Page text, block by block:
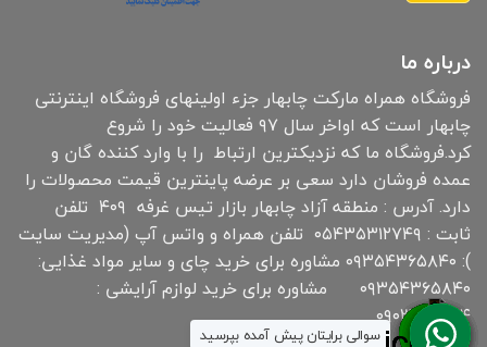
درباره ما
فروشگاه همراه مارکت چابهار جزء اولینهای فروشگاه اینترنتی
چابهار است که اواخر سال ۹۷ فعالیت خود را شروع
کرد.فروشگاه ما که نزدیکترین ارتباط را با وارد کننده گان و
عمده فروشان دارد سعی بر عرضه پاینترین قیمت محصولات را
دارد. آدرس : منطقه آزاد چابهار بازار تیس غرفه ۴۰۹ تلفن
ثابت : ۰۵۴۳۵۳۱۲۷۴۹ تلفن همراه و واتس آپ (مدیریت سایت
): ۰۹۳۵۴۳۶۵۸۴۰ مشاوره برای خرید چای و سایر مواد غذایی:
۰۹۳۵۴۳۶۵۸۴۰ مشاوره برای خرید لوازم آرایشی :
۰۹۰۳۰۱۹۱۸۳۴
سوالی برایتان پیش آمده بپرسید